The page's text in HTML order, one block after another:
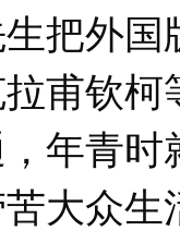
把外
甫钦
年青
大众